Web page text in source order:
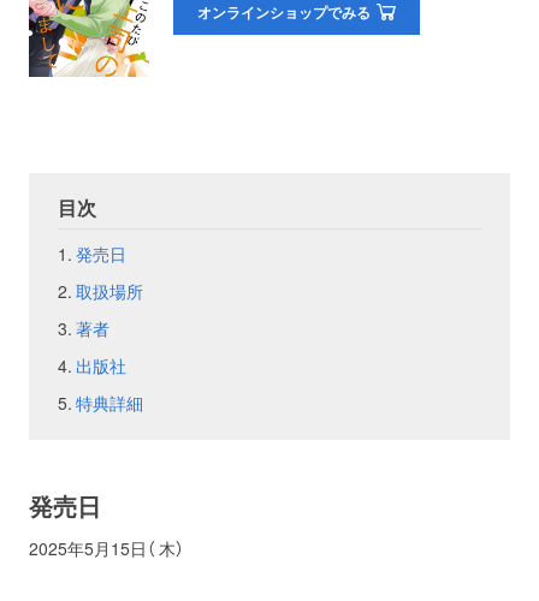
オンラインショップでみる
目次
発売日
取扱場所
著者
出版社
特典詳細
発売日
2025年5月15日（ 木）
会社概要 プライバシーポリシー